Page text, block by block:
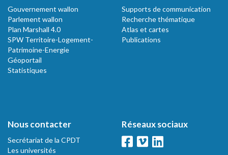
Gouvernement wallon
Parlement wallon
Plan Marshall 4.0
SPW Territoire-Logement-
Patrimoine-Energie
Géoportail
Statistiques
Supports de communication
Recherche thématique
Atlas et cartes
Publications
Nous contacter
Secrétariat de la CPDT
Les universités
Réseaux sociaux